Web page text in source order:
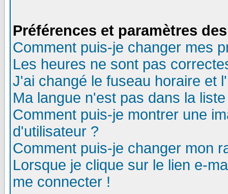
Préférences et paramètres
Comment puis-je changer mes
Les heures ne sont pas
J'ai changé le fuseau horaire et
Ma langue n'est pas dans la
Comment puis-je montrer une
d'utilisateur ?
Comment puis-je changer mon
Lorsque je clique sur le lien e-
me connecter !